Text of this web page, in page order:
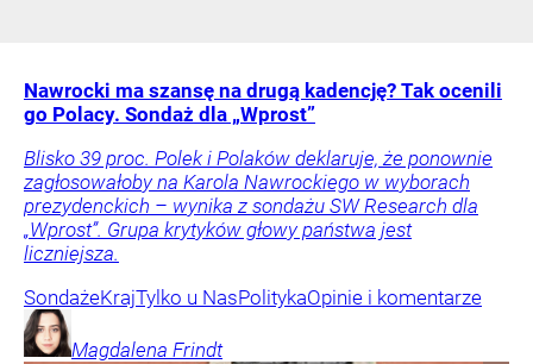
Nawrocki ma szansę na drugą kadencję? Tak ocenili
go Polacy. Sondaż dla „Wprost”
Blisko 39 proc. Polek i Polaków deklaruje, że ponownie
zagłosowałoby na Karola Nawrockiego w wyborach
prezydenckich – wynika z sondażu SW Research dla
„Wprost”. Grupa krytyków głowy państwa jest
liczniejsza.
SondażeKrajTylko u NasPolitykaOpinie i komentarze
Magdalena Frindt